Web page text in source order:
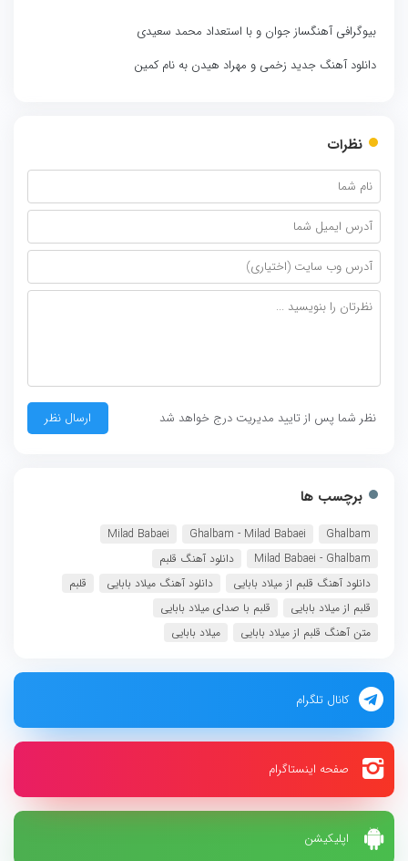
اپلیکیشن
بیوگرافی آهنگساز جوان و با استعداد محمد سعیدی
دانلود آهنگ جدید زخمی و مهراد هیدن به نام کمین
نظرات
نظر شما پس از تایید مدیریت درج خواهد شد
برچسب ها
Ghalbam
Ghalbam - Milad Babaei
Milad Babaei
Milad Babaei - Ghalbam
دانلود آهنگ قلبم
دانلود آهنگ قلبم از میلاد بابایی
دانلود آهنگ میلاد بابایی
قلبم
قلبم از میلاد بابایی
قلبم با صدای میلاد بابایی
متن آهنگ قلبم از میلاد بابایی
میلاد بابایی
کانال تلگرام
صفحه اینستاگرام